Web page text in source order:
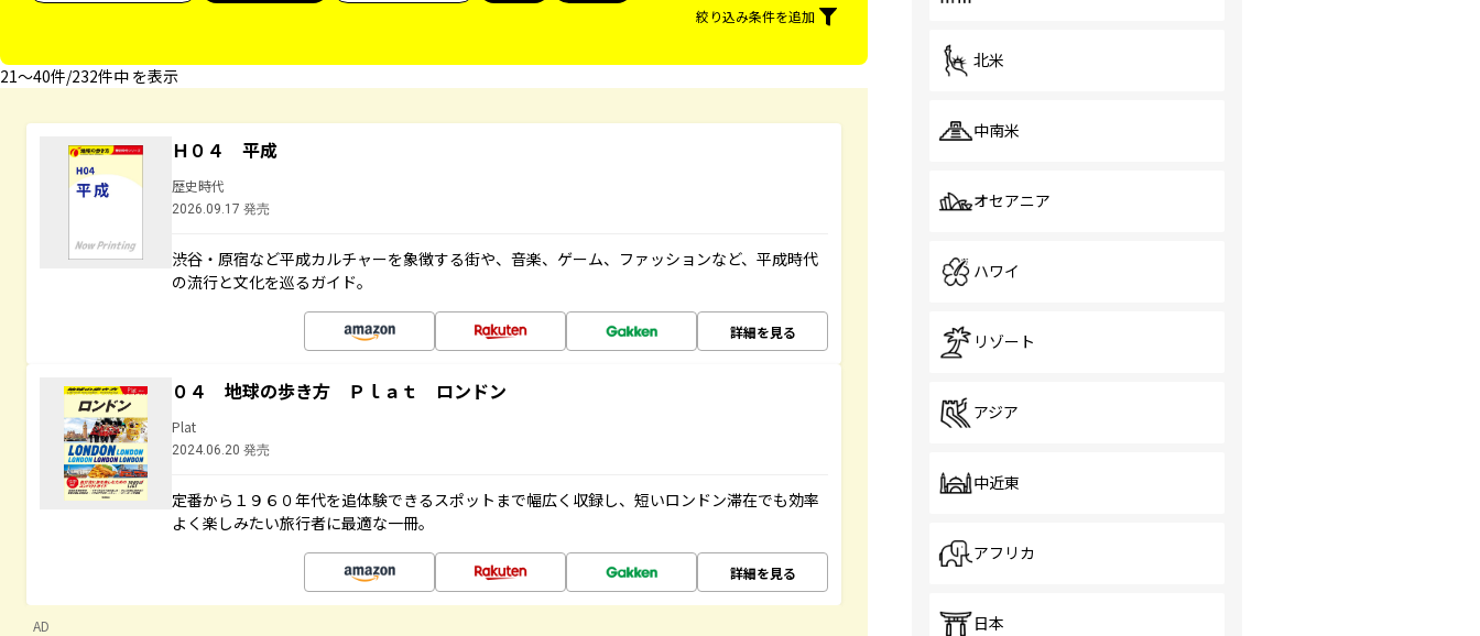
絞り込み条件を追加
21〜40件/232件中 を表示
Ｈ０４ 平成
歴史時代
2026.09.17 発売
渋谷・原宿など平成カルチャーを象徴する街や、音楽、ゲーム、ファッションなど、平成時代
の流行と文化を巡るガイド。
詳細を見る
０４ 地球の歩き方 Ｐｌａｔ ロンドン
Plat
2024.06.20 発売
定番から１９６０年代を追体験できるスポットまで幅広く収録し、短いロンドン滞在でも効率
よく楽しみたい旅行者に最適な一冊。
詳細を見る
AD
北米
中南米
オセアニア
ハワイ
リゾート
アジア
中近東
アフリカ
日本